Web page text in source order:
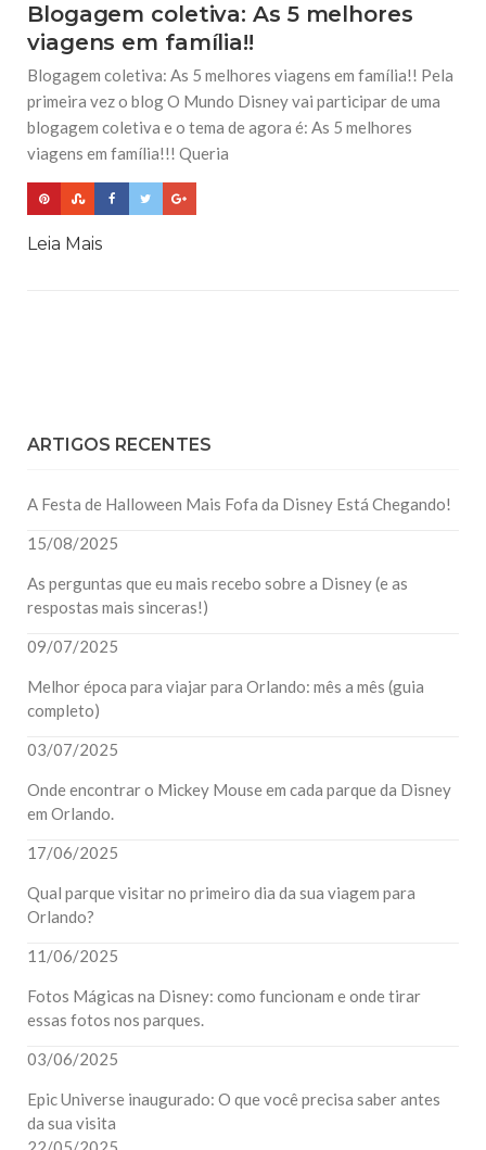
Blogagem coletiva: As 5 melhores
viagens em família!!
Blogagem coletiva: As 5 melhores viagens em família!! Pela
primeira vez o blog O Mundo Disney vai participar de uma
blogagem coletiva e o tema de agora é: As 5 melhores
viagens em família!!! Queria
Leia Mais
ARTIGOS RECENTES
A Festa de Halloween Mais Fofa da Disney Está Chegando!
15/08/2025
As perguntas que eu mais recebo sobre a Disney (e as
respostas mais sinceras!)
09/07/2025
Melhor época para viajar para Orlando: mês a mês (guia
completo)
03/07/2025
Onde encontrar o Mickey Mouse em cada parque da Disney
em Orlando.
17/06/2025
Qual parque visitar no primeiro dia da sua viagem para
Orlando?
11/06/2025
Fotos Mágicas na Disney: como funcionam e onde tirar
essas fotos nos parques.
03/06/2025
Epic Universe inaugurado: O que você precisa saber antes
da sua visita